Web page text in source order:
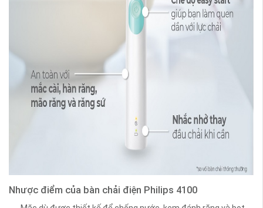
Nhược điểm của bàn chải điện Philips 4100